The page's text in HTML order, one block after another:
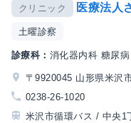
クリニック 医療法人
土曜診察
診療科： 消化器内科 糖尿
〒9920045 山形県米沢
0238-26-1020
米沢市循環バス / 中央1